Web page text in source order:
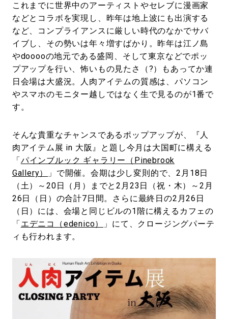
これまでに世界中のアーティストやセレブに漫画家
などとコラボを実現し、昨年は地上波にも出演する
など、コンプライアンスに厳しい時代のなかでサバ
イブし、その勢いは年々増すばかり。昨年は江ノ島
やdooooの地元である盛岡、そして東京などでポッ
プアップを行い、怖いもの見たさ（?）もあってか連
日会場は大盛況。人肉アイテムの質感は、パソコン
やスマホのモニター越しではなく生で見るのが1番で
す。
そんな貴重なチャンスであるポップアップが、『人
肉アイテム展 in 大阪』と題し今月は大国町に構える
「 パインブルック ギャラリー（Pinebrook
Gallery）
」で開催。会期は少し変則的で、2月18日
（土）～20日（月）までと2月23日（祝・木）～2月
26日（日）の合計7日間。さらに最終日の2月26日
（日）には、会場と同じビルの1階に構えるカフェの
「 エデニコ（edenico）
」にて、クロージングパーテ
ィも行われます。